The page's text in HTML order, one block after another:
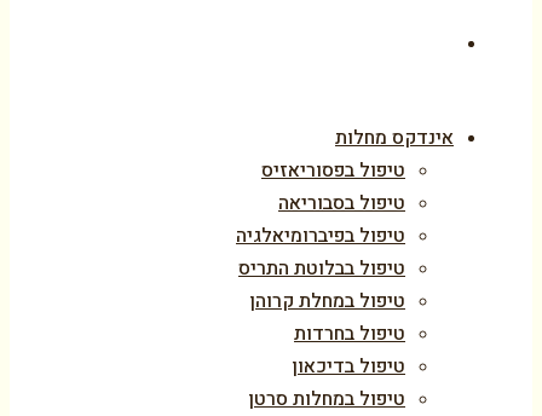
אינדקס מחלות
טיפול בפסוריאזיס
טיפול בסבוריאה
טיפול בפיברומיאלגיה
טיפול בבלוטת התריס
טיפול במחלת קרוהן
טיפול בחרדות
טיפול בדיכאון
טיפול במחלות סרטן